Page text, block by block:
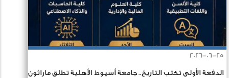
2026-06-25
الدفعة الأولى تكتب التاريخ.. جامعة أسيوط الأهلية تطلق ماراثون